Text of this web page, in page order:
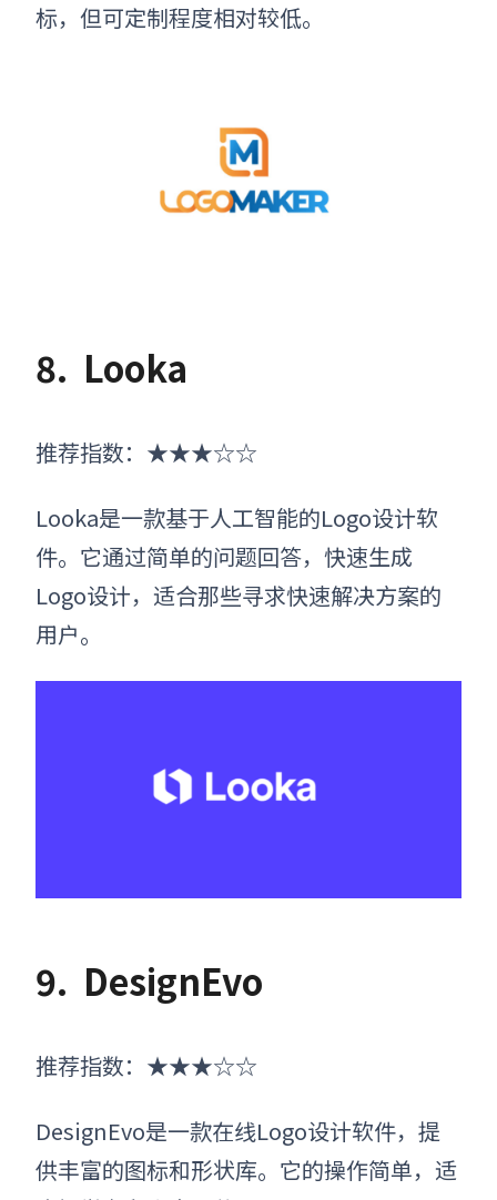
标，但可定制程度相对较低。
8. Looka
推荐指数： ★★★☆☆
Looka是一款基于人工智能的Logo设计软
件。它通过简单的问题回答，快速生成
Logo设计，适合那些寻求快速解决方案的
用户。
9. DesignEvo
推荐指数： ★★★☆☆
DesignEvo是一款在线Logo设计软件，提
供丰富的图标和形状库。它的操作简单，适